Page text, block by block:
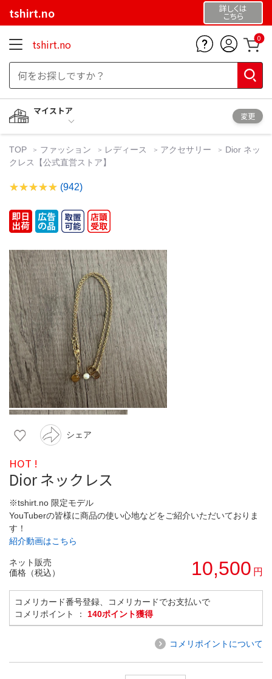
tshirt.no 詳しくは
こちら
tshirt.no 0
マイストア
変更
TOP ファッション レディース アクセサリー
Dior ネッ
クレス【公式直営ストア】
(942)
シェア
HOT !
Dior ネックレス
※tshirt.no 限定モデル
YouTuberの皆様に商品の使い心地などをご紹介いただいておりま
す！
紹介動画はこちら
ネット販売
価格（税込）
10,500 円
コメリカード番号登録、コメリカードでお支払いで
コメリポイント ： 140ポイント獲得
コメリポイントについて